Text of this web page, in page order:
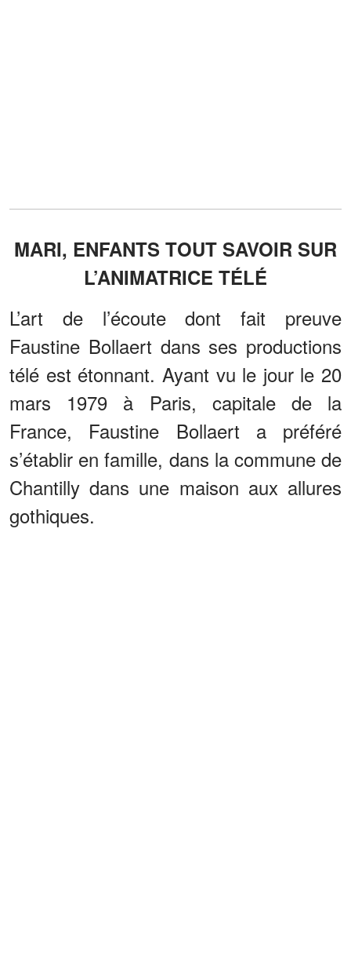
MARI, ENFANTS TOUT SAVOIR SUR
L’ANIMATRICE TÉLÉ
L’art de l’écoute dont fait preuve
Faustine Bollaert dans ses productions
télé est étonnant. Ayant vu le jour le 20
mars 1979 à Paris, capitale de la
France, Faustine Bollaert a préféré
s’établir en famille, dans la commune de
Chantilly dans une maison aux allures
gothiques.